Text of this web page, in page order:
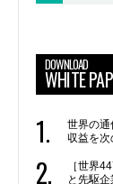
DOWNLOAD
WHITE
世界の
収益を次
［世界
と先駆